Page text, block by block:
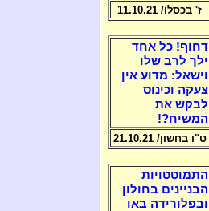
ז' בכסלו/ 11.10.21
דחוף! כל אחד
ילך לרב שלו
וישאל: מדוע אין
צעקה וכינוס
לבקש את
המשיח?!
ט"ו בחשון/ 21.10.21
התמוטטויות
הבניינים בחולון
ובפלורידה באו